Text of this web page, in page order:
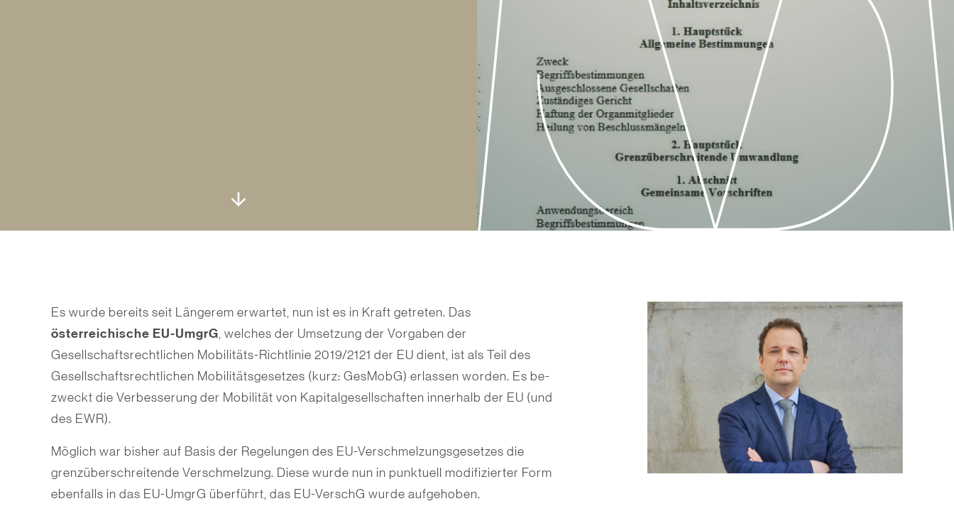
Es wurde bereits seit Längerem erwartet, nun ist es in Kraft getreten. Das
österreichische EU-UmgrG , welches der Umsetzung der Vorgaben der
Gesellschaftsrechtlichen Mobilitäts-Richtlinie 2019/2121 der EU dient, ist als Teil des
Gesellschaftsrechtlichen Mobilitätsgesetzes (kurz: GesMobG) erlassen worden. Es be­
zweckt die Verbesserung der Mobilität von Kapitalgesellschaften innerhalb der EU (und
des EWR).
Möglich war bisher auf Basis der Regelungen des EU-Verschmelzungsgesetzes die
grenzüberschreiten­de Verschmelzung. Diese wurde nun in punktuell modifizierter Form
ebenfalls in das EU-UmgrG überführt, das EU-VerschG wurde aufgehoben.